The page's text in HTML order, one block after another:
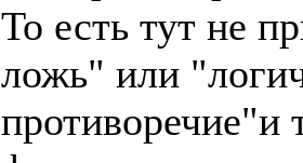
То есть тут не
ложь" или
противоречие"и